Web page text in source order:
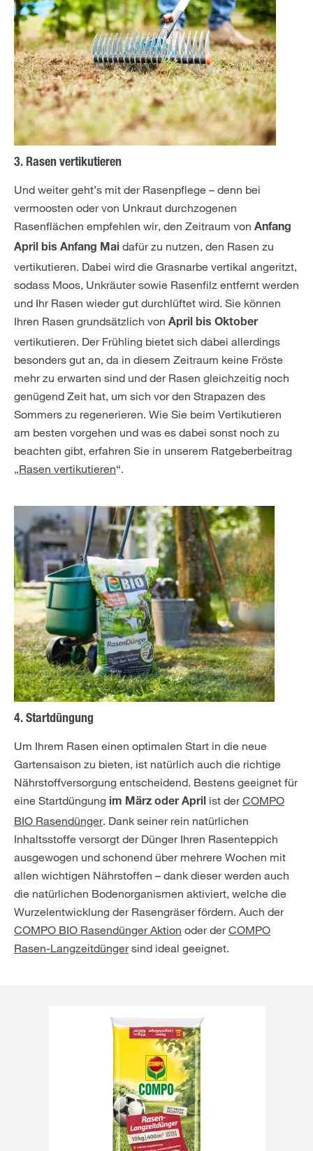
3. Rasen vertikutieren
Und weiter geht’s mit der Rasenpflege – denn bei
vermoosten oder von Unkraut durchzogenen
Rasenflächen empfehlen wir, den Zeitraum von Anfang
April bis Anfang Mai dafür zu nutzen, den Rasen zu
vertikutieren. Dabei wird die Grasnarbe vertikal angeritzt,
sodass Moos, Unkräuter sowie Rasenfilz entfernt werden
und Ihr Rasen wieder gut durchlüftet wird. Sie können
Ihren Rasen grundsätzlich von April bis Oktober
vertikutieren. Der Frühling bietet sich dabei allerdings
besonders gut an, da in diesem Zeitraum keine Fröste
mehr zu erwarten sind und der Rasen gleichzeitig noch
genügend Zeit hat, um sich vor den Strapazen des
Sommers zu regenerieren. Wie Sie beim Vertikutieren
am besten vorgehen und was es dabei sonst noch zu
beachten gibt, erfahren Sie in unserem Ratgeberbeitrag
„Rasen vertikutieren“.
4. Startdüngung
Um Ihrem Rasen einen optimalen Start in die neue
Gartensaison zu bieten, ist natürlich auch die richtige
Nährstoffversorgung entscheidend. Bestens geeignet für
eine Startdüngung im März oder April ist derCOMPO
BIO Rasendünger. Dank seiner rein natürlichen
Inhaltsstoffe versorgt der Dünger Ihren Rasenteppich
ausgewogen und schonend über mehrere Wochen mit
allen wichtigen Nährstoffen – dank dieser werden auch
die natürlichen Bodenorganismen aktiviert, welche die
Wurzelentwicklung der Rasengräser fördern. Auch der
COMPO BIO Rasendünger Aktion oder derCOMPO
Rasen-Langzeitdüngersind ideal geeignet.